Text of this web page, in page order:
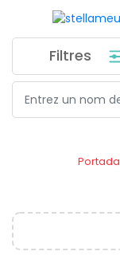
Filtres
Portada